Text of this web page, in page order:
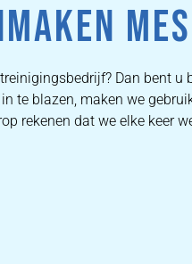
DOOR
Dan bent u
te blazen, maken we
rekenen dat we elke keer